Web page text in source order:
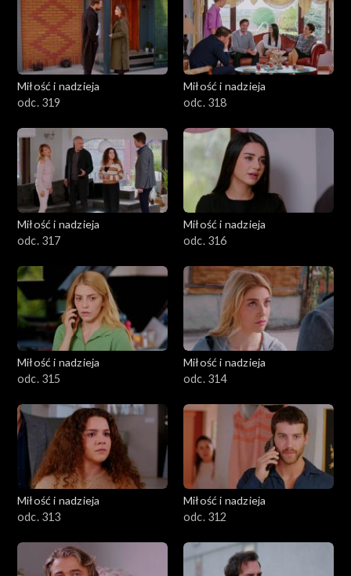
Miłość i nadzieja
odc. 319
Miłość i nadzieja
odc. 318
Miłość i nadzieja
odc. 317
Miłość i nadzieja
odc. 316
Miłość i nadzieja
odc. 315
Miłość i nadzieja
odc. 314
Miłość i nadzieja
odc. 313
Miłość i nadzieja
odc. 312